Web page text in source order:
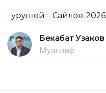
Қурултой Сайлов-2026
Бекабат Узаков
Муаллиф